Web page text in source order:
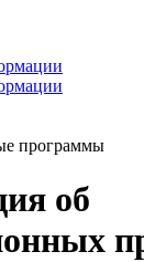
программы
об